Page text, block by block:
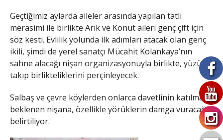
Geçtiğimiz aylarda aileler arasında yapılan tatlı
merasimi ile birlikte Arık ve Konut aileri genç çift için
söz kesti. Evlilik yolunda ilk adımları atacak olan genç
ikili, şimdi de yerel sanatçı Mücahit Kolankaya’nın
sahne alacağı nişan organizasyonuyla birlikte, yüzük
takıp birlikteliklerini perçinleyecek.
Salbaş ve çevre köylerden onlarca davetlinin katılması
beklenen nişana, özellikle yörüklerin damga vuracağı
belirtiliyor.